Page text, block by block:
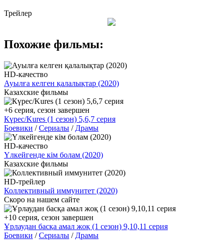
Трейлер
Похожие фильмы:
HD-качество
Ауылға келген қалалықтар (2020)
Казахские фильмы
+6 серия, сезон завершен
Күрес/Kures (1 сезон) 5,6,7 серия
Боевики /Сериалы / Драмы
HD-качество
Үлкейгенде кім болам (2020)
Казахские фильмы
HD-трейлер
Коллективный иммунитет (2020)
Скоро на нашем сайте
+10 серия, сезон завершен
Ұрлаудан басқа амал жоқ (1 сезон) 9,10,11 серия
Боевики /Сериалы / Драмы